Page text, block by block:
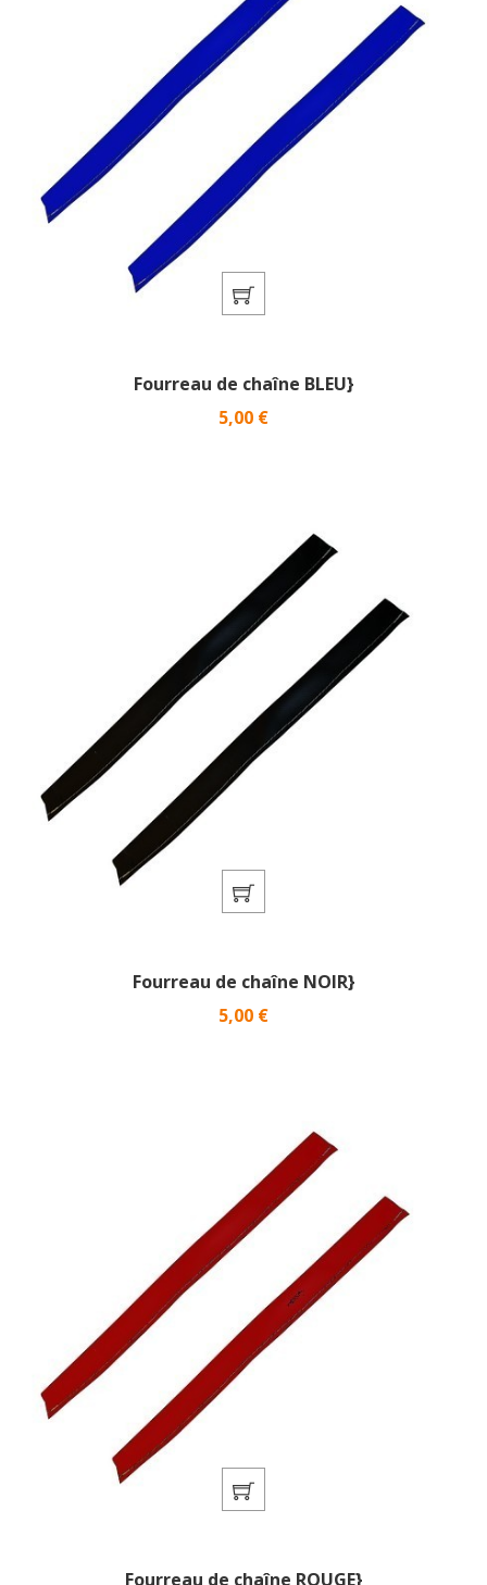
Fourreau de chaîne BLEU}
Prix
5,00 €
Fourreau de chaîne NOIR}
Prix
5,00 €
Fourreau de chaîne ROUGE}